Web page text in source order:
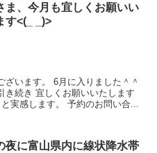
ま、今月も宜しくお願いい
す<(_ _)>
に入りました＾＾
き続き 宜しくお願いいたします
、と実感します。 予約のお問い合...
夜に富山県内に線状降水帯